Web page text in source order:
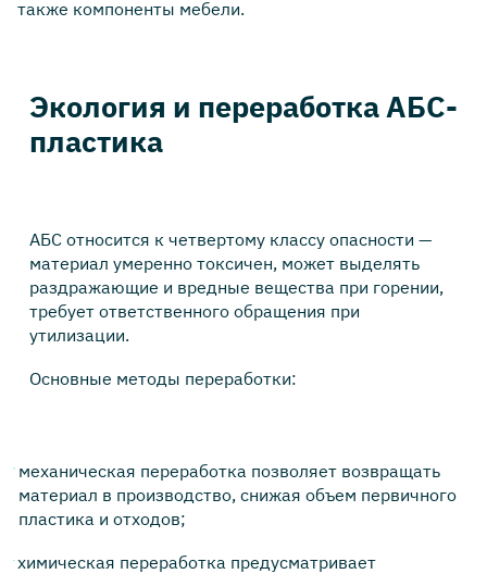
также компоненты мебели.
Экология и переработка АБС-
пластика
АБС относится к четвертому классу опасности —
материал умеренно токсичен, может выделять
раздражающие и вредные вещества при горении,
требует ответственного обращения при
утилизации.
Основные методы переработки:
механическая переработка позволяет возвращать
материал в производство, снижая объем первичного
пластика и отходов;
химическая переработка предусматривает